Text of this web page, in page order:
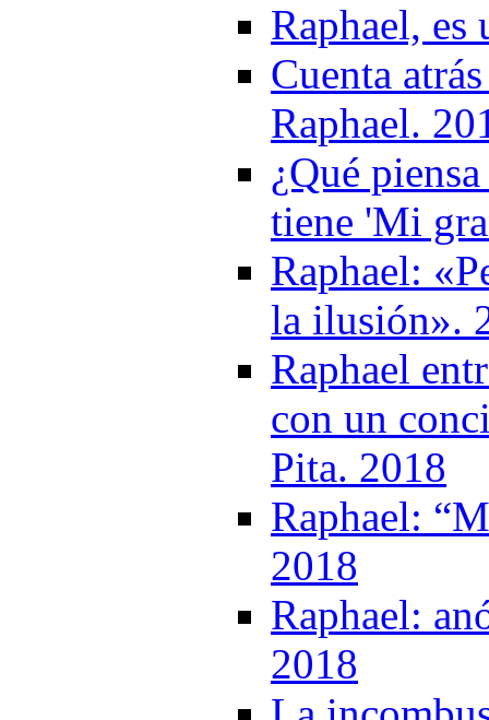
Raphael, es
Cuenta
Raphael.
¿Qué
tiene 'Mi
Raphael:
la ilusión».
Raphael
con un
Pita. 2018
Raphael:
2018
Raphael:
2018